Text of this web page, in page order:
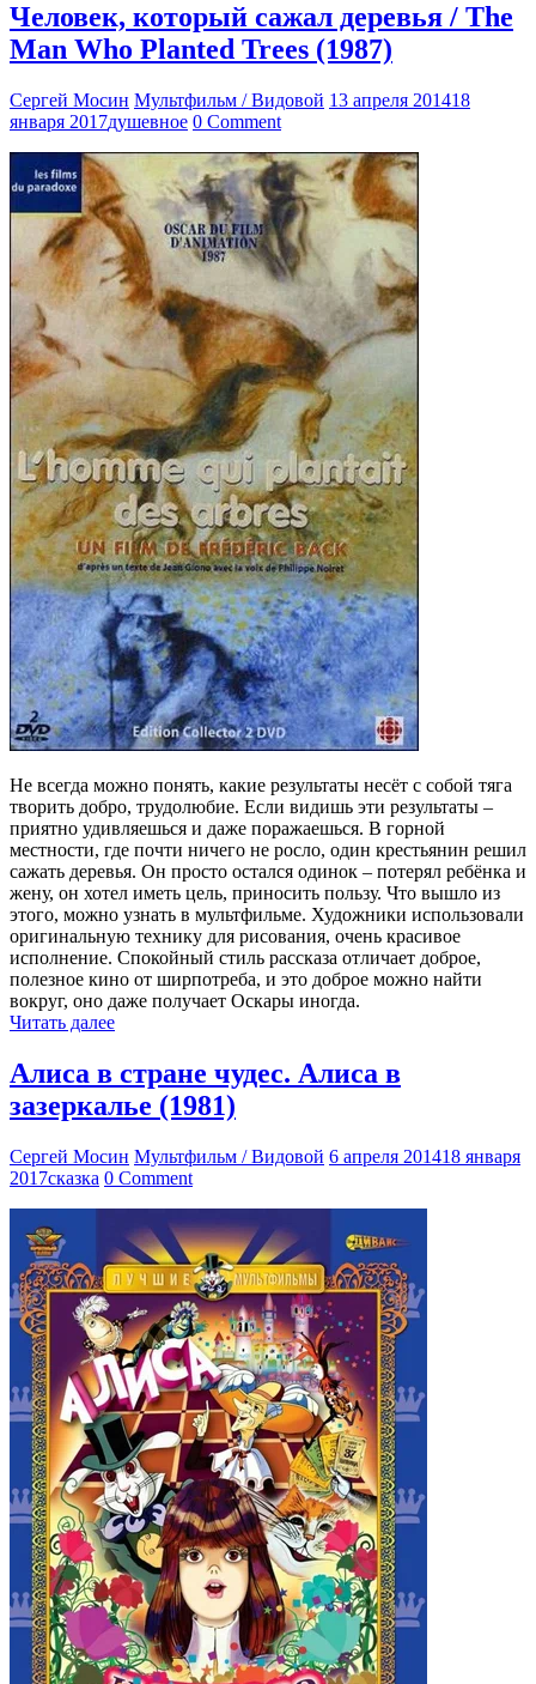
Человек, который сажал деревья / The
Man Who Planted Trees (1987)
Сергей Мосин Мультфильм / Видовой 13 апреля 201418
января 2017душевное 0 Comment
Не всегда можно понять, какие результаты несёт с собой тяга
творить добро, трудолюбие. Если видишь эти результаты –
приятно удивляешься и даже поражаешься. В горной
местности, где почти ничего не росло, один крестьянин решил
сажать деревья. Он просто остался одинок – потерял ребёнка и
жену, он хотел иметь цель, приносить пользу. Что вышло из
этого, можно узнать в мультфильме. Художники использовали
оригинальную технику для рисования, очень красивое
исполнение. Спокойный стиль рассказа отличает доброе,
полезное кино от ширпотреба, и это доброе можно найти
вокруг, оно даже получает Оскары иногда.
Читать далее
Алиса в стране чудес. Алиса в
зазеркалье (1981)
Сергей Мосин Мультфильм / Видовой 6 апреля 201418 января
2017сказка 0 Comment